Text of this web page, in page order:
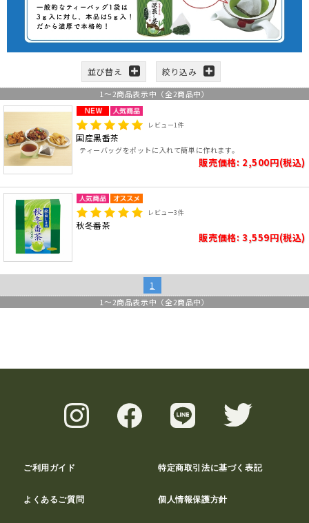
並び替え 絞り込み
1 ～2商品表示中（全2商品中）
レビュー1件
国産黒番茶
ティーバッグをポットに入れて簡単に作れます。
販売価格: 2,500円(税込)
レビュー3件
秋冬番茶
販売価格: 3,559円(税込)
1
1 ～2商品表示中（全2商品中）
ご利用ガイド 特定商取引法に基づく表記
よくあるご質問 個人情報保護方針